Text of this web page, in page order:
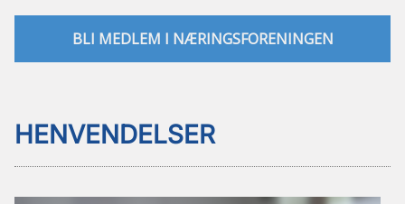
BLI MEDLEM I NÆRINGSFORENINGEN
HENVENDELSER